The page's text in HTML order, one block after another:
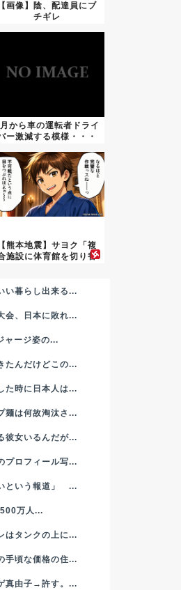
【画像】陰、配達員にブ
チギレ
から車の運転者ドライ
ー激減する模様・・・
【熊本地震】サヨク「複
施設に体育館を切り替
い暮らし出来る...
会、日本に敗れ...
ャージ姿の...
たんだけどこの...
た時に日本人は...
麺は何故淘汰さ...
彼女いるんだが...
プロフィール写...
という報道」 ...
万人...
はタンクの上に...
手頃な価格の住...
真由子→許す。...